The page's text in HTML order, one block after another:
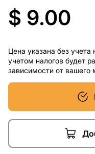
$ 9.00
Цена указана без учета
учетом налогов будет
зависимости от вашего